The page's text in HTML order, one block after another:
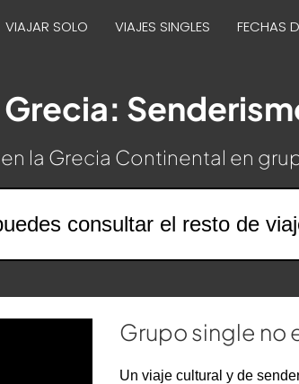
VIAJAR SOLO VIAJES SINGLES FECHAS
Grecia:
la Grecia Continental en
consultar el resto de
Grupo single no
Un viaje cultural y de